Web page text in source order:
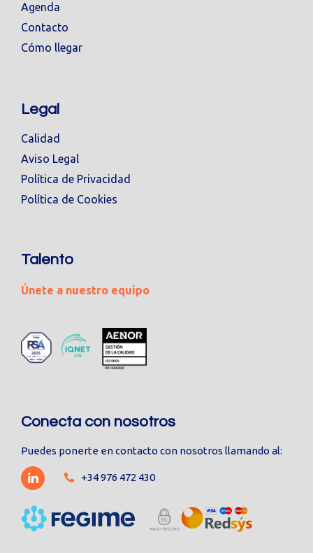
Agenda
Contacto
Cómo llegar
Legal
Calidad
Aviso Legal
Política de Privacidad
Política de Cookies
Talento
Únete a nuestro equipo
Conecta con nosotros
Puedes ponerte en contacto con nosotros llamando al:
+34 976 472 430